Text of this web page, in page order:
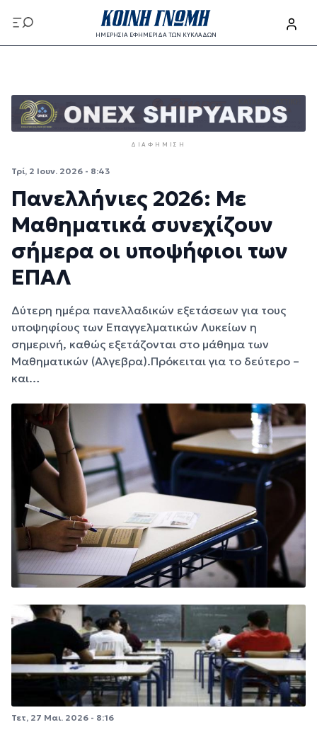
Παράκαμψη προς το κυρίως περιεχόμενο
ΗΜΕΡΗΣΙΑ ΕΦΗΜΕΡΙΔΑ ΤΩΝ ΚΥΚΛΑΔΩΝ
ΔΙΑΦΉΜΙΣΗ
Τρί, 2 Ιουν. 2026 - 8:43
Πανελλήνιες 2026: Με
Μαθηματικά συνεχίζουν
σήμερα οι υποψήφιοι των
ΕΠΑΛ
Δύτερη ημέρα πανελλαδικών εξετάσεων για τους
υποψηφίους των Επαγγελματικών Λυκείων η
σημερινή, καθώς εξετάζονται στο μάθημα των
Μαθηματικών (Αλγεβρα).Πρόκειται για το δεύτερο –
και…
Τετ, 27 Μαι. 2026 - 8:16